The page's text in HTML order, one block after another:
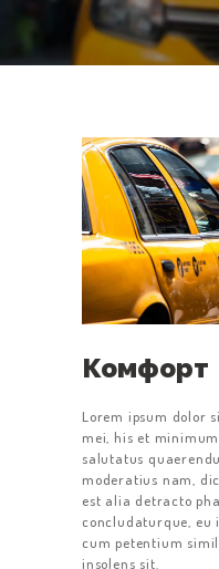
Комфорт
Lorem ipsum dolor
mei, his et
salutatus
moderatius nam,
est alia detracto
concludaturque, eu
cum petentium
insolens sit.